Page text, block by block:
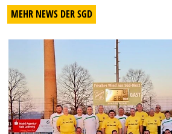
MEHR NEWS DER SGD